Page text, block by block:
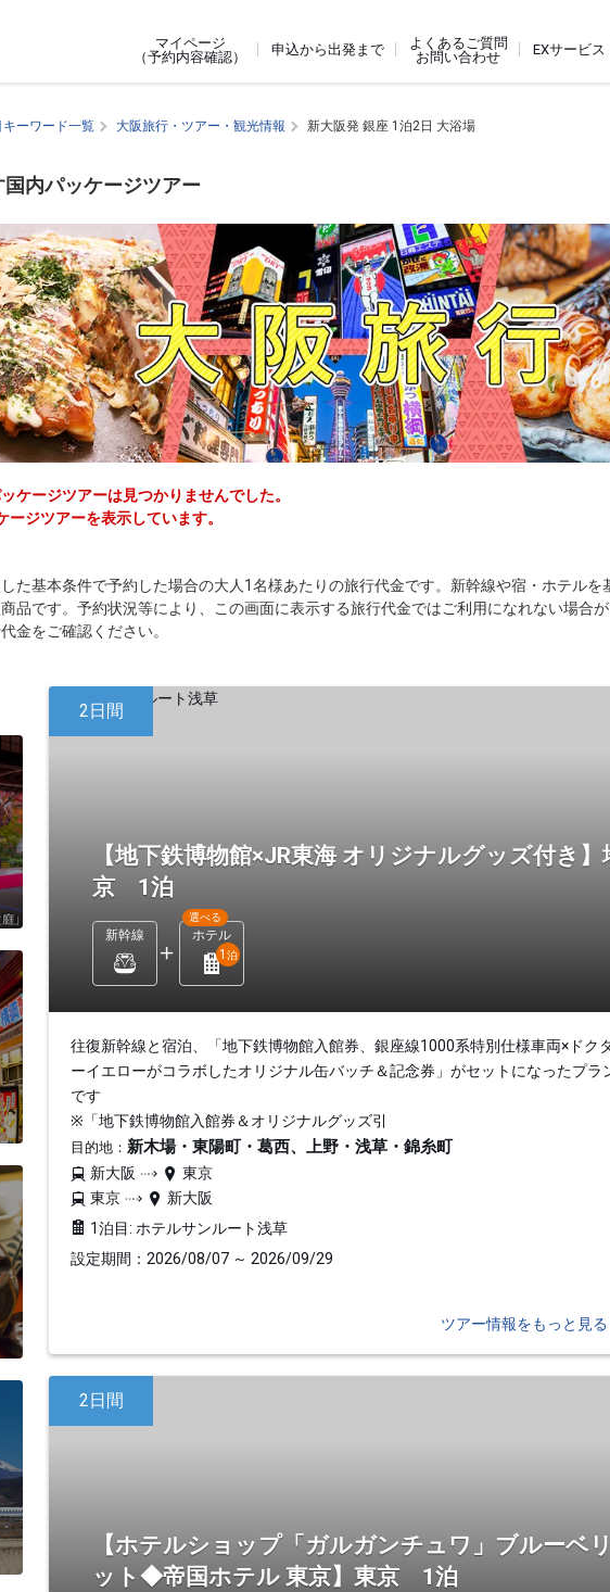
マイページ
（予約内容確認）
申込から出発まで
よくあるご質問
お問い合わせ
EXサービス
ーワード一覧 大阪旅行・ツアー・観光情報 新大阪発 銀座 1泊2日 大浴場
内パッケージツアー
ケージツアーは見つかりませんでした。
ージツアーを表示しています。
た基本条件で予約した場合の大人1名様あたりの旅行代金です。新幹線や宿・ホテル
品です。予約状況等により、この画面に表示する旅行代金ではご利用になれない場合
金をご確認ください。
2日間
【地下鉄博物館×JR東海 オリジナルグッズ付き
京 1泊
新幹線 ホテル
選べる
1 泊
往復新幹線と宿泊、「地下鉄博物館入館券、銀座線1000系特別仕様車両×ドク
ーイエローがコラボしたオリジナル缶バッチ＆記念券」がセットになったプラ
です
※「地下鉄博物館入館券＆オリジナルグッズ引
目的地： 新木場・東陽町・葛西、上野・浅草・錦糸町
新大阪
東京
東京
新大阪
1泊目: ホテルサンルート浅草
設定期間：2026/08/07 ～ 2026/09/29
ツアー情報をもっと見る
2日間
【ホテルショップ「ガルガンチュワ」ブルーベ
ット◆帝国ホテル 東京】東京 1泊